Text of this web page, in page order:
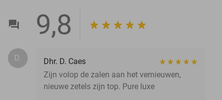
9,8
D.
Dhr. D. Caes
Zijn volop de zalen aan het vernieuwen,
nieuwe zetels zijn top. Pure luxe